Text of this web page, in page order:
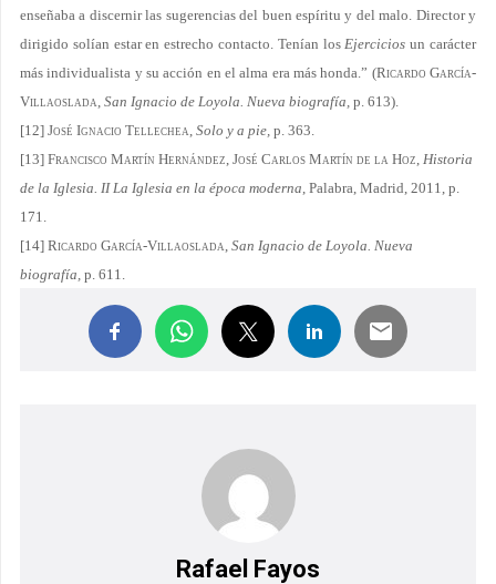
enseñaba a discernir las sugerencias del buen espíritu y del malo. Director y
dirigido solían estar en estrecho contacto. Tenían los Ejercicios un carácter
más individualista y su acción en el alma era más honda.” (Ricardo García-
Villaoslada San Ignacio de Loyola. Nueva biografía, p. 613).
[12] José Ignacio Tellechea Solo y a pie, p. 363.
[13] Francisco Martín Hernández, José Carlos Martín de la Hoz Historia
de la Iglesia. II La Iglesia en la época moderna , Palabra, Madrid, 2011, p.
171.
[14] Ricardo García-Villaoslada San Ignacio de Loyola. Nueva
biografía, p. 611.
Rafael Fayos